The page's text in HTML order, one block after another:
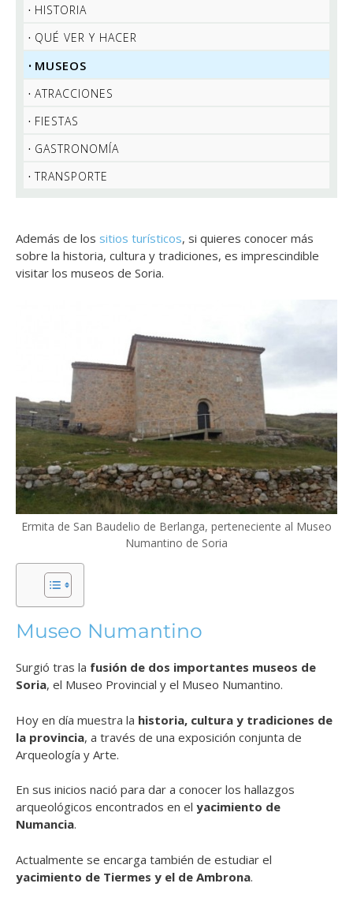
HISTORIA
QUÉ VER Y HACER
MUSEOS
ATRACCIONES
FIESTAS
GASTRONOMÍA
TRANSPORTE
Además de los sitios turísticos, si quieres conocer más
sobre la historia, cultura y tradiciones, es imprescindible
visitar los museos de Soria.
Ermita de San Baudelio de Berlanga, perteneciente al Museo
Numantino de Soria
Museo Numantino
Surgió tras la fusión de dos importantes museos de
Soria, el Museo Provincial y el Museo Numantino.
Hoy en día muestra la historia, cultura y tradiciones de
la provincia, a través de una exposición conjunta de
Arqueología y Arte.
En sus inicios nació para dar a conocer los hallazgos
arqueológicos encontrados en el yacimiento de
Numancia.
Actualmente se encarga también de estudiar el
yacimiento de Tiermes y el de Ambrona.